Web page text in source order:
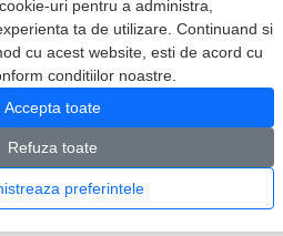
uri pentru a administra,
ta de utilizare. Continuand si
cu acest website, esti de acord cu
conditiilor noastre.
Accepta toate
Refuza toate
preferintele